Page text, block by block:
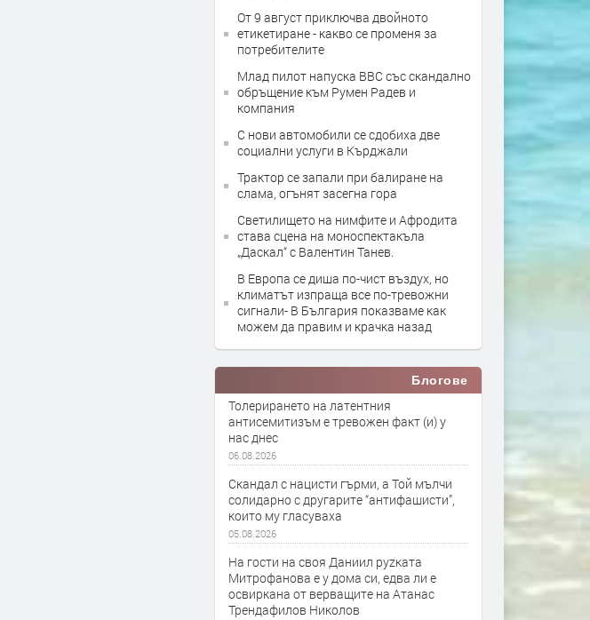
От 9 август приключва двойното
етикетиране - какво се променя за
потребителите
Млад пилот напуска ВВС със скандално
обръщение към Румен Радев и
компания
С нови автомобили се сдобиха две
социални услуги в Кърджали
Трактор се запали при балиране на
слама, огънят засегна гора
Светилището на нимфите и Афродита
става сцена на моноспектакъла
„Даскал“ с Валентин Танев.
В Европа се диша по-чист въздух, но
климатът изпраща все по-тревожни
сигнали- В България показваме как
можем да правим и крачка назад
Блогове
Толерирането на латентния
антисемитизъм е тревожен факт (и) у
нас днес
06.08.2026
Скандал с нацисти гърми, а Той мълчи
солидарно с другарите “антифашисти”,
които му гласуваха
05.08.2026
На гости на своя Даниил руzката
Митрофанова е у дома си, едва ли е
освиркана от верващите на Атанас
Трендафилов Николов